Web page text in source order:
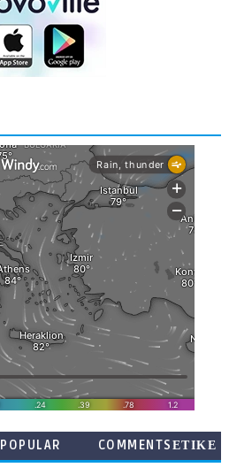
POPULAR
COMMENTSΕΤΙΚΕ